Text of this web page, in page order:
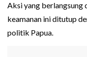
Aksi yang berlangsung
keamanan ini ditutup
politik Papua.